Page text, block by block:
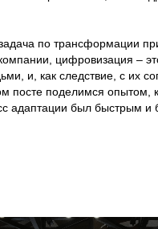
по трансформации
цифровизация –
и, как следствие, с их
посте поделимся опытом,
адаптации был быстрым и